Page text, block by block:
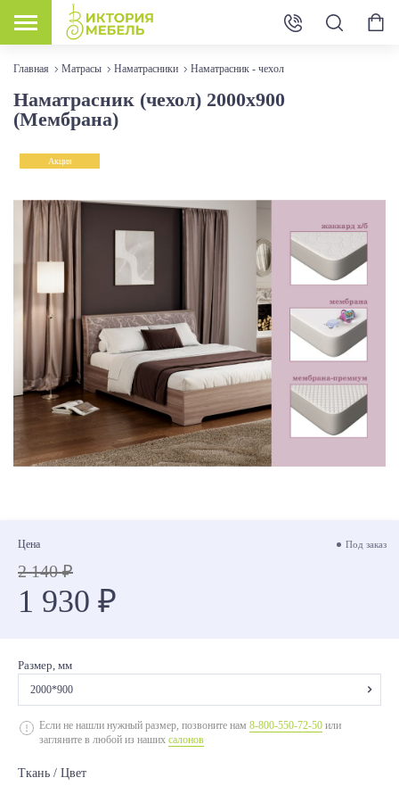
Главная Матрасы Наматрасники Наматрасник - чехол
Наматрасник (чехол) 2000х900
(Мембрана)
Акция
Цена Под заказ
2 140 ₽
1 930 ₽
Размер, мм
2000*900
2000*700
2000*900
Если не нашли нужный размер, позвоните нам 8-800-550-72-50 или
загляните в любой из наших салонов
Ткань / Цвет